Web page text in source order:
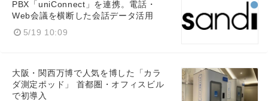
PBX「uniConnect」を連携。電話・
Web会議を横断した会話データ活用
5/19 10:09
大阪・関西万博で人気を博した「カラ
ダ測定ポッド」 首都圏・オフィスビル
で初導入